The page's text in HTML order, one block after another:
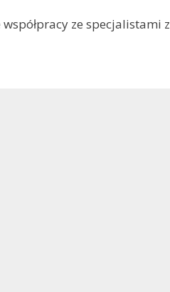
współpracy ze specjalistami z